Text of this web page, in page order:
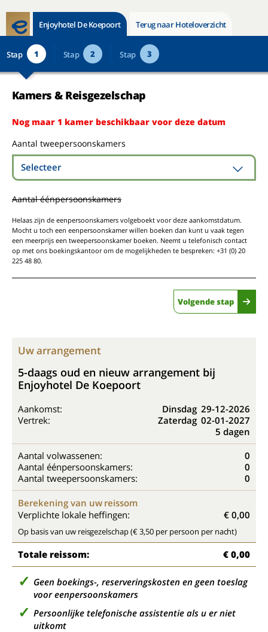
Enjoyhotel De Koepoort Terug naar Hoteloverzicht
Stap 1 Stap 2 Stap 3
Kamers & Reisgezelschap
Nog maar 1 kamer beschikbaar voor deze datum
Aantal tweepersoonskamers
Selecteer
Aantal éénpersoonskamers
Helaas zijn de eenpersoonskamers volgeboekt voor deze aankomstdatum.
Mocht u toch een eenpersoonskamer willen boeken dan kunt u vaak tegen
een meerprijs een tweepersoonskamer boeken. Neemt u telefonisch contact
op met ons boekingskantoor om de mogelijkheden te bespreken: +31 (0) 20
225 48 80.
Volgende stap
Uw arrangement
5-daags oud en nieuw arrangement bij
Enjoyhotel De Koepoort
Aankomst: Dinsdag 29-12-2026
Vertrek:
Zaterdag 02-01-2027
5 dagen
Aantal volwassenen:
0
Aantal éénpersoonskamers:
0
Aantal tweepersoonskamers:
0
Berekening van uw reissom
Verplichte lokale heffingen:
€ 0,00
Op basis van uw reisgezelschap (€ 3,50 per persoon per nacht)
Totale reissom: € 0,00
Geen boekings-, reserveringskosten en geen toeslag
voor eenpersoonskamers
Persoonlijke telefonische assistentie als u er niet
uitkomt